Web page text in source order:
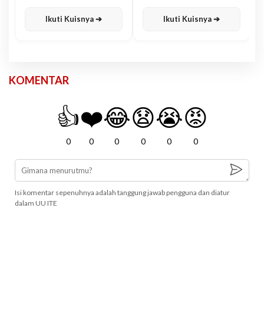
Ikuti Kuisnya ➔ Ikuti Kuisnya ➔
KOMENTAR
👍
0
❤️
0
😂
0
😧
0
😭
0
😡
0
Isi komentar sepenuhnya adalah tanggung jawab pengguna dan diatur
dalam UU ITE